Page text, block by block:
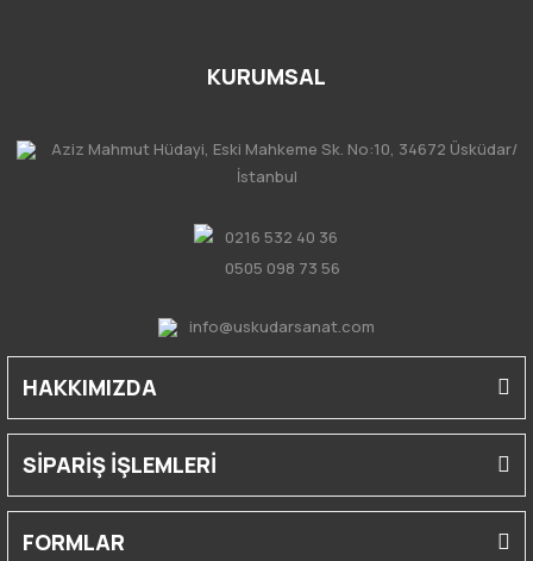
KURUMSAL
Aziz Mahmut Hüdayi, Eski Mahkeme Sk. No:10, 34672 Üsküdar/
İstanbul
0216 532 40 36
0505 098 73 56
info@uskudarsanat.com
HAKKIMIZDA
SİPARİŞ İŞLEMLERİ
FORMLAR